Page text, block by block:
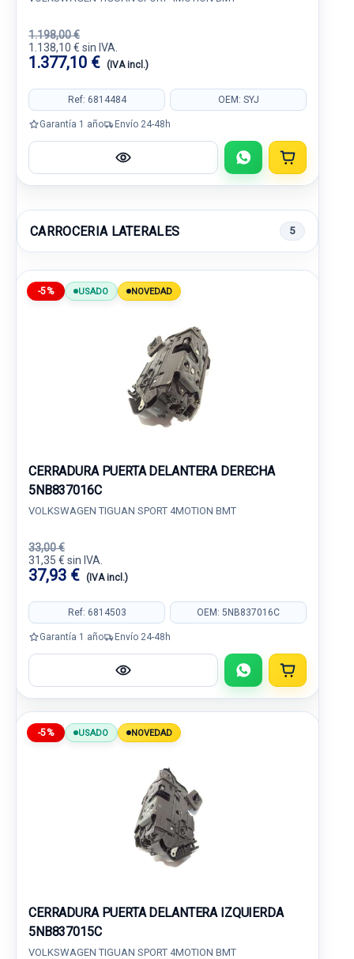
1.198,00 €
1.138,10 € sin IVA.
1.377,10 € (IVA incl.)
Ref: 6814484 OEM: SYJ
Garantía 1 año Envío 24-48h
CARROCERIA LATERALES 5
-5% USADO NOVEDAD
CERRADURA PUERTA DELANTERA DERECHA
5NB837016C
VOLKSWAGEN TIGUAN SPORT 4MOTION BMT
33,00 €
31,35 € sin IVA.
37,93 € (IVA incl.)
Ref: 6814503 OEM: 5NB837016C
Garantía 1 año Envío 24-48h
-5% USADO NOVEDAD
CERRADURA PUERTA DELANTERA IZQUIERDA
5NB837015C
VOLKSWAGEN TIGUAN SPORT 4MOTION BMT